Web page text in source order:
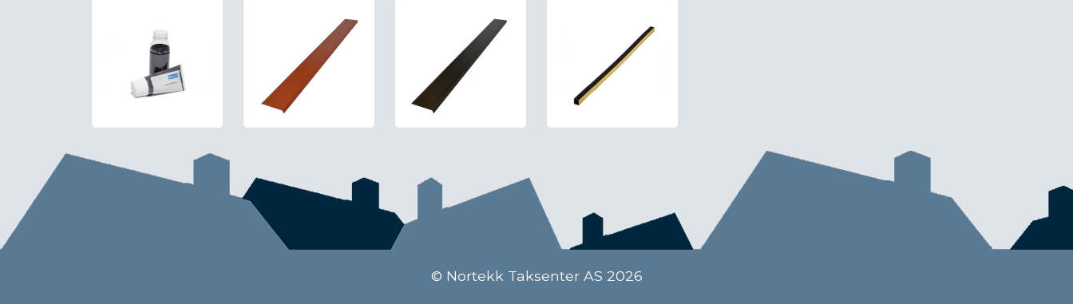
© Nortekk Taksenter AS 2026